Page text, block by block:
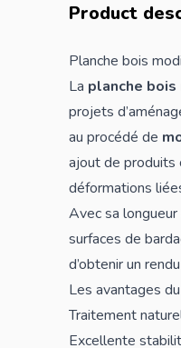
Product
Planche bois
La planche
projets
au procédé de
ajout de produits
déformations
Avec sa
surfaces de
d’obtenir un
Les avantages
Traitement
Excellente